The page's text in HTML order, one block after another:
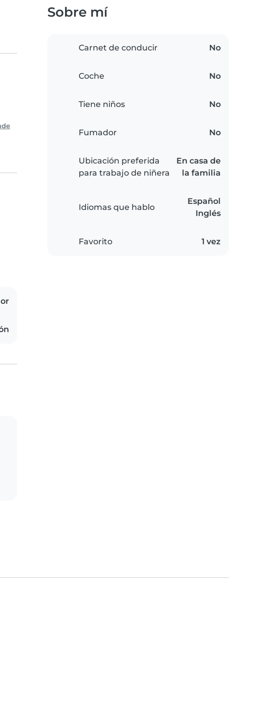
Sobre mí
Carnet de conducir No
Coche No
Tiene niños No
Fumador No
Ubicación preferida
para trabajo de niñera
En casa de
la familia
Idiomas que hablo
Español
Inglés
Favorito 1 vez